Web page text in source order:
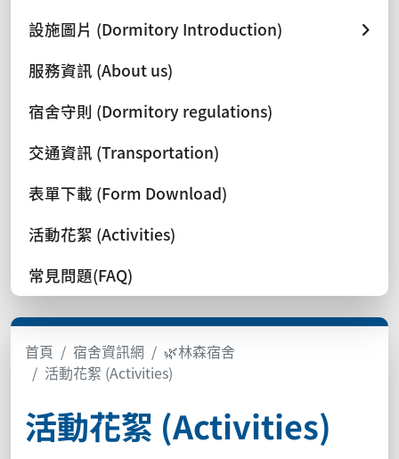
設施圖片 (Dormitory Introduction)
服務資訊 (About us)
宿舍守則 (Dormitory regulations)
交通資訊 (Transportation)
表單下載 (Form Download)
活動花絮 (Activities)
常見問題(FAQ)
首頁 宿舍資訊網
🌿林森宿舍
活動花絮 (Activities)
活動花絮 (Activities)